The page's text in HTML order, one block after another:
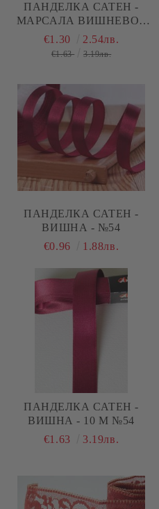
ПАНДЕЛКА САТЕН -
МАРСАЛА ВИШНЕВО -
10 М №56
€1.30 2.54лв.
€1.63 3.19лв.
ПАНДЕЛКА САТЕН -
ВИШНА - №54
€0.96
1.88лв.
ПАНДЕЛКА САТЕН -
ВИШНА - 10 М №54
€1.63
3.19лв.